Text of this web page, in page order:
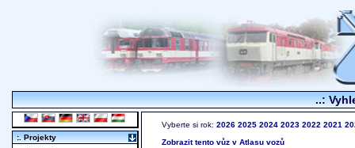
..:
Vyberte si rok: 2026 2025 2024 2023 2022 2021
Zobrazit tento vůz v Atlasu vozů
:. Projekty